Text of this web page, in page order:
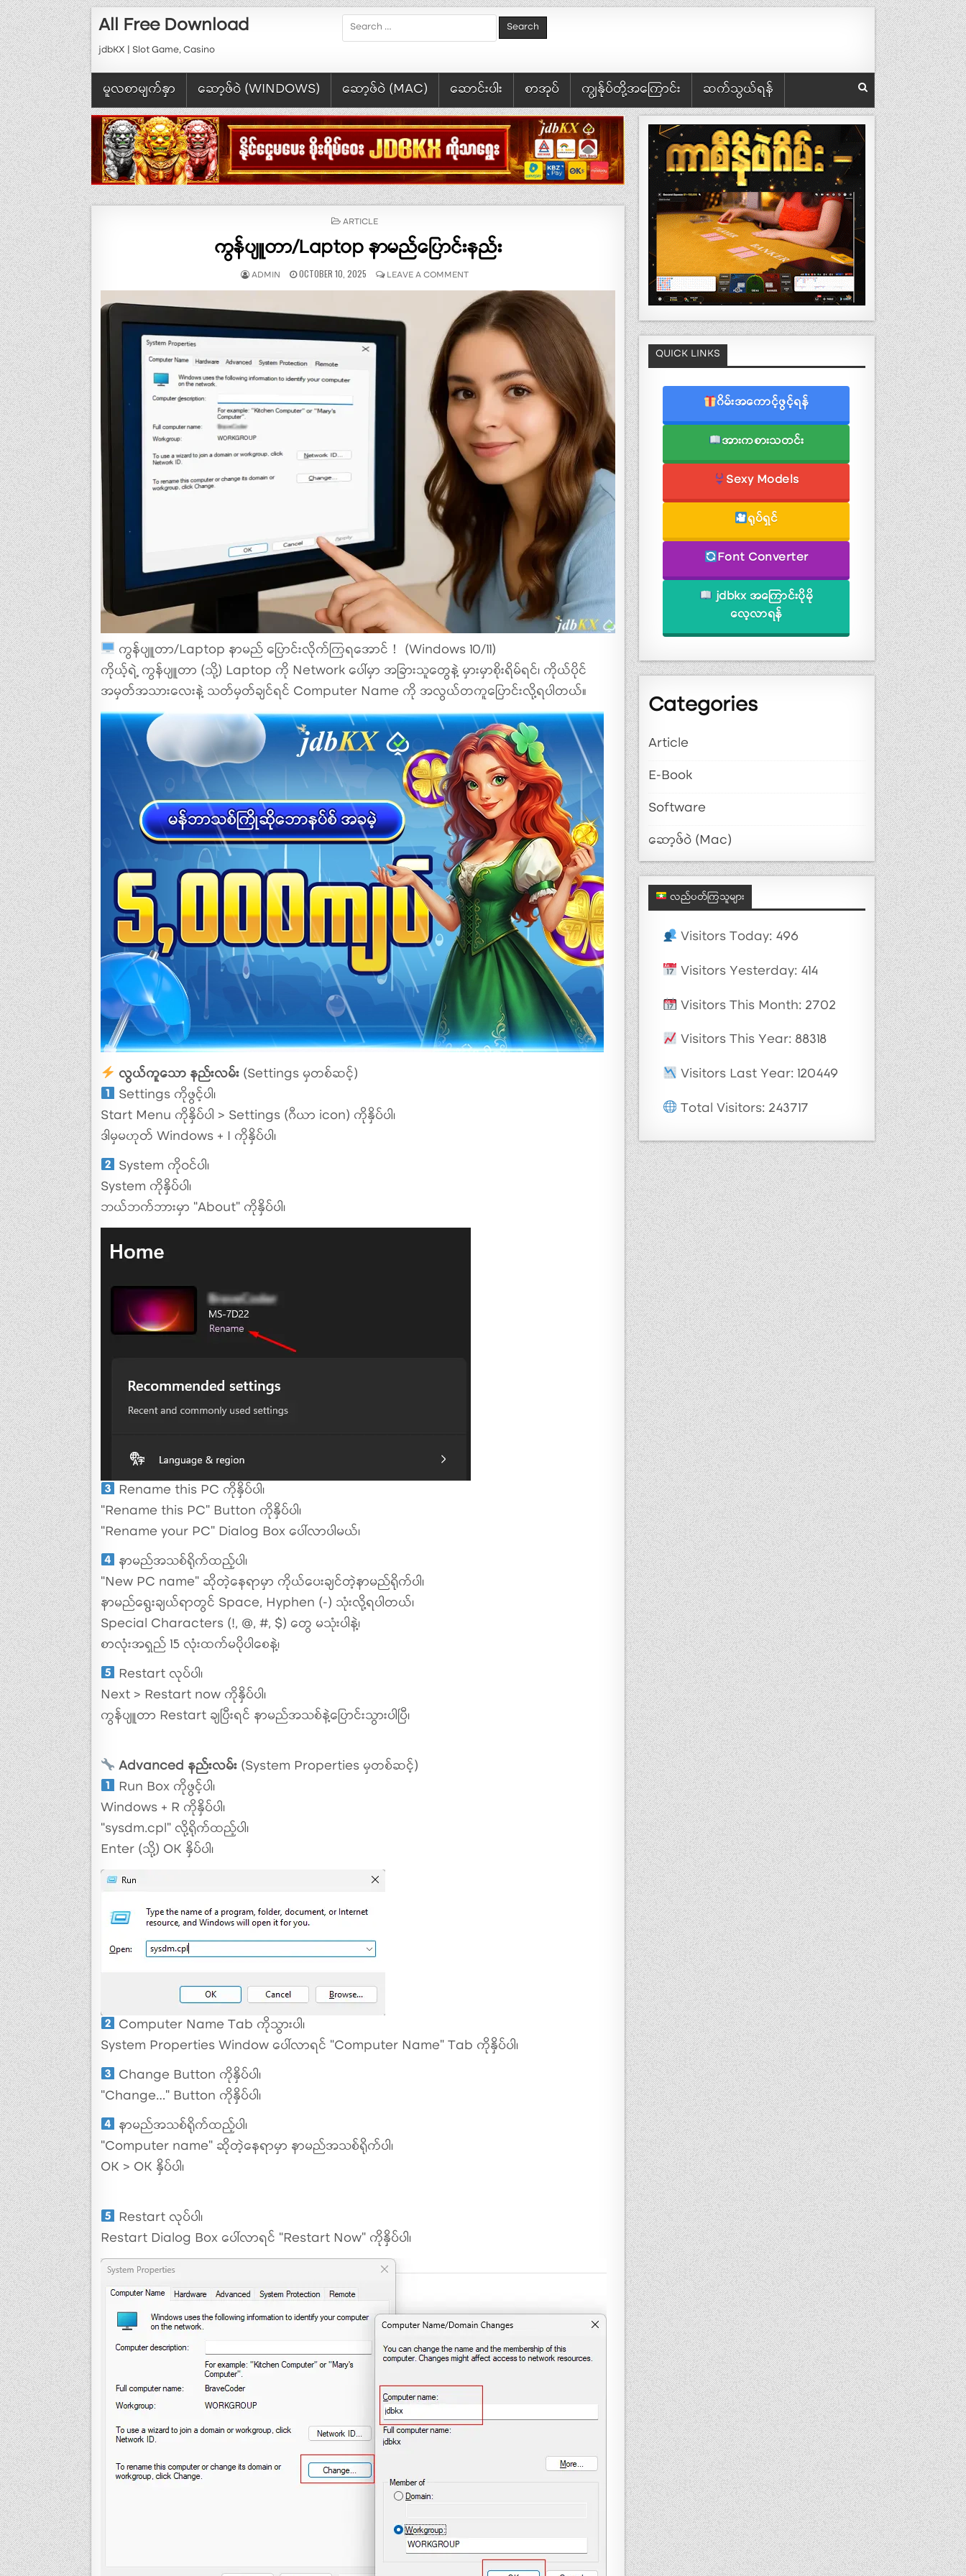
Skip to content
All Free Download
jdbKX | Slot Game, Casino
Search for:
မူလစာမျက်နှာ ဆော့ဖ်ဝဲ (WINDOWS) ဆော့ဖ်ဝဲ (MAC) ဆောင်းပါး စာအုပ် ကျွန်ုပ်တို့အကြောင်း ဆက်သွယ်ရန်
POSTED IN
ARTICLE
ကွန်ပျူတာ/Laptop နာမည်ပြောင်းနည်း
AUTHOR:
ADMIN PUBLISHED DATE:
OCTOBER 10, 2025 LEAVE A COMMENTON ကွန်ပျူတာ/LAPTOP နာမည်ပြောင်းနည်း
ကွန်ပျူတာ/Laptop နာမည် ပြောင်းလိုက်ကြရအောင်！ (Windows 10/11)
ကိုယ့်ရဲ့ ကွန်ပျူတာ (သို့) Laptop ကို Network ပေါ်မှာ အခြားသူတွေနဲ့ မှားမှာစိုးရိမ်ရင်၊ ကိုယ်ပိုင်
အမှတ်အသားလေးနဲ့ သတ်မှတ်ချင်ရင် Computer Name ကို အလွယ်တကူပြောင်းလို့ရပါတယ်။
လွယ်ကူသော နည်းလမ်း (Settings မှတစ်ဆင့်)
Settings ကိုဖွင့်ပါ၊
Start Menu ကိုနှိပ်ပါ > Settings (ဂီယာ icon) ကိုနှိပ်ပါ၊
ဒါမှမဟုတ် Windows + I ကိုနှိပ်ပါ၊
System ကိုဝင်ပါ၊
System ကိုနှိပ်ပါ၊
ဘယ်ဘက်ဘားမှာ “About” ကိုနှိပ်ပါ၊
Rename this PC ကိုနှိပ်ပါ၊
“Rename this PC” Button ကိုနှိပ်ပါ၊
“Rename your PC” Dialog Box ပေါ်လာပါမယ်၊
နာမည်အသစ်ရိုက်ထည့်ပါ၊
“New PC name” ဆိုတဲ့နေရာမှာ ကိုယ်ပေးချင်တဲ့နာမည်ရိုက်ပါ၊
နာမည်ရွေးချယ်ရာတွင် Space, Hyphen (-) သုံးလို့ရပါတယ်၊
Special Characters (!, @, #, $) တွေ မသုံးပါနဲ့၊
စာလုံးအရှည် 15 လုံးထက်မပိုပါစေနဲ့၊
Restart လုပ်ပါ၊
Next > Restart now ကိုနှိပ်ပါ၊
ကွန်ပျူတာ Restart ချပြီးရင် နာမည်အသစ်နဲ့ပြောင်းသွားပါပြီ၊
Advanced နည်းလမ်း(System Properties မှတစ်ဆင့်)
Run Box ကိုဖွင့်ပါ၊
Windows + R ကိုနှိပ်ပါ၊
“sysdm.cpl” လို့ရိုက်ထည့်ပါ၊
Enter (သို့) OK နှိပ်ပါ၊
Computer Name Tab ကိုသွားပါ၊
System Properties Window ပေါ်လာရင် “Computer Name” Tab ကိုနှိပ်ပါ၊
Change Button ကိုနှိပ်ပါ၊
“Change…” Button ကိုနှိပ်ပါ၊
နာမည်အသစ်ရိုက်ထည့်ပါ၊
“Computer name” ဆိုတဲ့နေရာမှာ နာမည်အသစ်ရိုက်ပါ၊
OK > OK နှိပ်ပါ၊
Restart လုပ်ပါ၊
Restart Dialog Box ပေါ်လာရင် “Restart Now” ကိုနှိပ်ပါ၊
QUICK LINKS
ဂိမ်းအကောင့်ဖွင့်ရန်
အားကစားသတင်း
Sexy Models
ရုပ်ရှင်
Font Converter
jdbkx အကြောင်းပိုမို
လေ့လာရန်
Categories
Article
E-Book
Software
ဆော့ဖ်ဝဲ (Mac)
လည်ပတ်ကြသူများ
Visitors Today: 496
Visitors Yesterday: 414
Visitors This Month: 2702
Visitors This Year: 88318
Visitors Last Year: 120449
Total Visitors: 243717